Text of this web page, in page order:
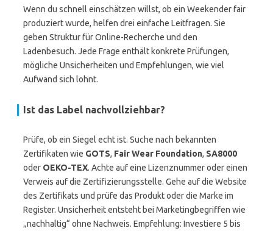
Wenn du schnell einschätzen willst, ob ein Weekender fair
produziert wurde, helfen drei einfache Leitfragen. Sie
geben Struktur für Online-Recherche und den
Ladenbesuch. Jede Frage enthält konkrete Prüfungen,
mögliche Unsicherheiten und Empfehlungen, wie viel
Aufwand sich lohnt.
Ist das Label nachvollziehbar?
Prüfe, ob ein Siegel echt ist. Suche nach bekannten
Zertifikaten wie GOTS, Fair Wear Foundation, SA8000
oder OEKO-TEX. Achte auf eine Lizenznummer oder einen
Verweis auf die Zertifizierungsstelle. Gehe auf die Website
des Zertifikats und prüfe das Produkt oder die Marke im
Register. Unsicherheit entsteht bei Marketingbegriffen wie
„nachhaltig“ ohne Nachweis. Empfehlung: Investiere 5 bis